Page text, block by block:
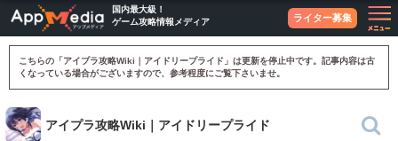
国内最大級！
ゲーム攻略情報メディア
ライター募集
こちらの「アイプラ攻略Wiki｜アイドリープライド」は更新を停止中です。記事内容は古
くなっている場合がございますので、参考程度にご覧下さいませ。
アイプラ攻略Wiki｜アイドリープライド